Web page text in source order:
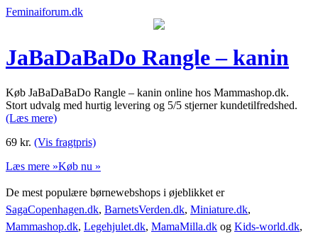
Feminaiforum.dk
JaBaDaBaDo Rangle – kanin
Køb JaBaDaBaDo Rangle – kanin online hos Mammashop.dk.
Stort udvalg med hurtig levering og 5/5 stjerner kundetilfredshed.
(Læs mere)
69 kr. (Vis fragtpris)
Læs mere »Køb nu »
De mest populære børnewebshops i øjeblikket er
SagaCopenhagen.dk, BarnetsVerden.dk, Miniature.dk,
Mammashop.dk, Legehjulet.dk, MamaMilla.dk og Kids-world.dk,